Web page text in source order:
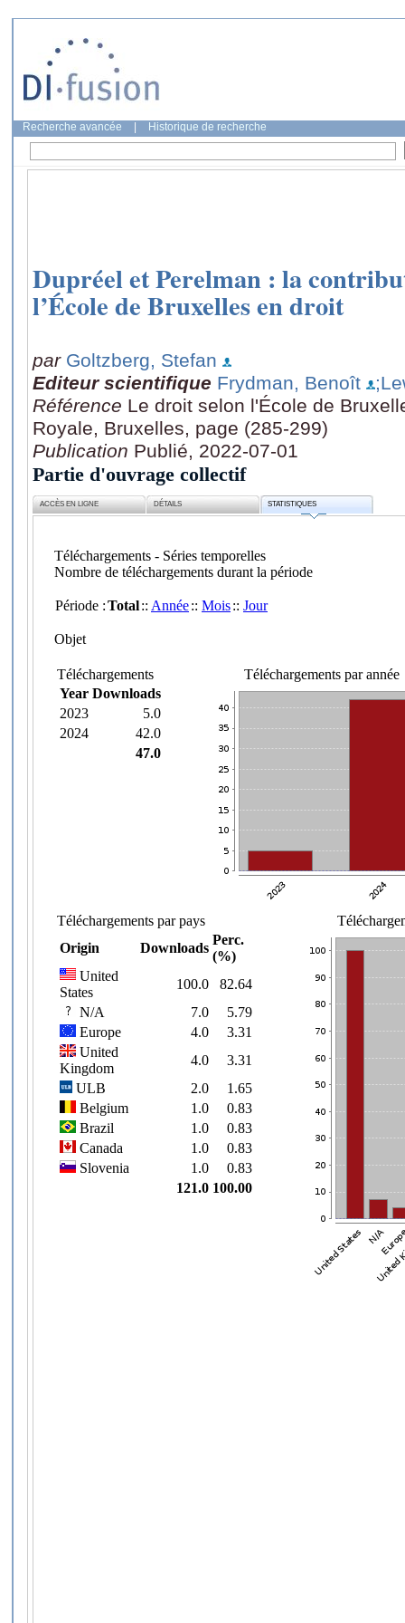
Recherche avancée Historique de recherche
Dupréel et Perelman : la
l’École de Bruxelles en droit
par Goltzberg, Stefan
Editeur scientifique Frydman, Benoît
Référence Le droit selon l'École de
Royale, Bruxelles, page (285-299)
Publication Publié, 2022-07-01
Partie d'ouvrage collectif
ACCÈS EN LIGNE DÉTAILS STATISTIQUES